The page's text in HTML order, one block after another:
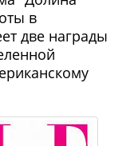
в
две награды